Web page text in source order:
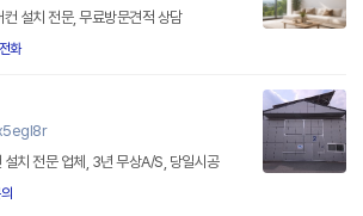
설치 전문, 무료방문견적 상담
화
치 전문 업체, 3년 무상A/S, 당일시공